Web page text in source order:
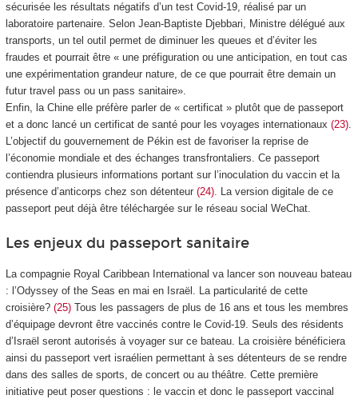
sécurisée les résultats négatifs d’un test Covid-19, réalisé par un
laboratoire partenaire. Selon Jean-Baptiste Djebbari, Ministre délégué aux
transports, un tel outil permet de diminuer les queues et d’éviter les
fraudes et pourrait être « une préfiguration ou une anticipation, en tout cas
une expérimentation grandeur nature, de ce que pourrait être demain un
futur travel pass ou un pass sanitaire».
Enfin, la Chine elle préfère parler de « certificat » plutôt que de passeport
et a donc lancé un certificat de santé pour les voyages internationaux (23).
L’objectif du gouvernement de Pékin est de favoriser la reprise de
l’économie mondiale et des échanges transfrontaliers. Ce passeport
contiendra plusieurs informations portant sur l’inoculation du vaccin et la
présence d’anticorps chez son détenteur (24). La version digitale de ce
passeport peut déjà être téléchargée sur le réseau social WeChat.
Les enjeux du passeport sanitaire
La compagnie Royal Caribbean International va lancer son nouveau bateau
: l’Odyssey of the Seas en mai en Israël. La particularité de cette
croisière? (25)Tous les passagers de plus de 16 ans et tous les membres
d’équipage devront être vaccinés contre le Covid-19. Seuls des résidents
d’Israël seront autorisés à voyager sur ce bateau. La croisière bénéficiera
ainsi du passeport vert israélien permettant à ses détenteurs de se rendre
dans des salles de sports, de concert ou au théâtre. Cette première
initiative peut poser questions : le vaccin et donc le passeport vaccinal